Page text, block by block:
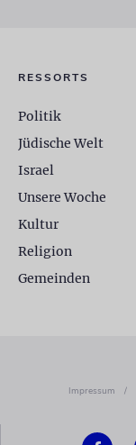
RESSORTS
Politik
Jüdische Welt
Israel
Unsere Woche
Kultur
Religion
Gemeinden
Impressum
/